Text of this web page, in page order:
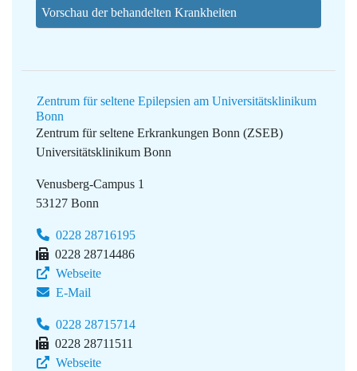
Vorschau der behandelten Krankheiten
Zentrum für seltene Epilepsien am Universitätsklinikum
Bonn
Zentrum für seltene Erkrankungen Bonn (ZSEB)
Universitätsklinikum Bonn
Venusberg-Campus 1
53127 Bonn
0228 28716195
0228 28714486
Webseite
E-Mail
0228 28715714
0228 28711511
Webseite